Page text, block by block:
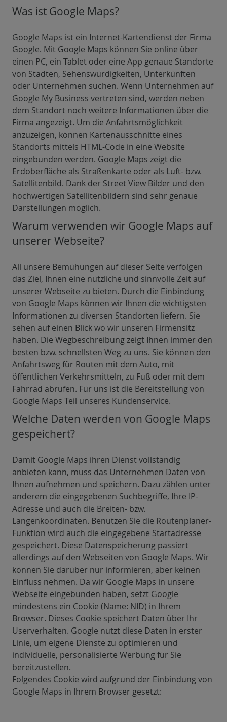
Was ist Google Maps?
Google Maps ist ein Internet-Kartendienst der Firma
Google. Mit Google Maps können Sie online über
einen PC, ein Tablet oder eine App genaue Standorte
von Städten, Sehenswürdigkeiten, Unterkünften
oder Unternehmen suchen. Wenn Unternehmen auf
Google My Business vertreten sind, werden neben
dem Standort noch weitere Informationen über die
Firma angezeigt. Um die Anfahrtsmöglichkeit
anzuzeigen, können Kartenausschnitte eines
Standorts mittels HTML-Code in eine Website
eingebunden werden. Google Maps zeigt die
Erdoberfläche als Straßenkarte oder als Luft- bzw.
Satellitenbild. Dank der Street View Bilder und den
hochwertigen Satellitenbildern sind sehr genaue
Darstellungen möglich.
Warum verwenden wir Google Maps auf
unserer Webseite?
All unsere Bemühungen auf dieser Seite verfolgen
das Ziel, Ihnen eine nützliche und sinnvolle Zeit auf
unserer Webseite zu bieten. Durch die Einbindung
von Google Maps können wir Ihnen die wichtigsten
Informationen zu diversen Standorten liefern. Sie
sehen auf einen Blick wo wir unseren Firmensitz
haben. Die Wegbeschreibung zeigt Ihnen immer den
besten bzw. schnellsten Weg zu uns. Sie können den
Anfahrtsweg für Routen mit dem Auto, mit
öffentlichen Verkehrsmitteln, zu Fuß oder mit dem
Fahrrad abrufen. Für uns ist die Bereitstellung von
Google Maps Teil unseres Kundenservice.
Welche Daten werden von Google Maps
gespeichert?
Damit Google Maps ihren Dienst vollständig
anbieten kann, muss das Unternehmen Daten von
Ihnen aufnehmen und speichern. Dazu zählen unter
anderem die eingegebenen Suchbegriffe, Ihre IP-
Adresse und auch die Breiten- bzw.
Längenkoordinaten. Benutzen Sie die Routenplaner-
Funktion wird auch die eingegebene Startadresse
gespeichert. Diese Datenspeicherung passiert
allerdings auf den Webseiten von Google Maps. Wir
können Sie darüber nur informieren, aber keinen
Einfluss nehmen. Da wir Google Maps in unsere
Webseite eingebunden haben, setzt Google
mindestens ein Cookie (Name: NID) in Ihrem
Browser. Dieses Cookie speichert Daten über Ihr
Userverhalten. Google nutzt diese Daten in erster
Linie, um eigene Dienste zu optimieren und
individuelle, personalisierte Werbung für Sie
bereitzustellen.
Folgendes Cookie wird aufgrund der Einbindung von
Google Maps in Ihrem Browser gesetzt: